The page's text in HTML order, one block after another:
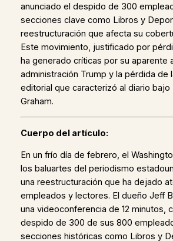
anunciado el despido de 300
secciones clave como Libros y
reestructuración que afecta su
Este movimiento, justificado por
ha generado críticas por su aparente
administración Trump y la pérdida de
editorial que caracterizó al diario bajo
Graham.
Cuerpo del artículo:
En un frío día de febrero, el
los baluartes del periodismo
una reestructuración que ha dejado
empleados y lectores. El dueño Jeff
una videoconferencia de 12 minutos,
despido de 300 de sus 800
secciones históricas como Libros y